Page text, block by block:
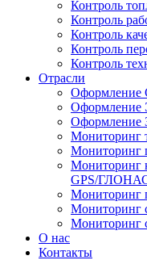
Контроль
Контроль
Контроль
Контроль
Контроль
Отрасли
Мониторинг
Мониторинг
Мониторинг
GPS/
Мониторинг
Мониторинг
Мониторинг
О нас
Контакты